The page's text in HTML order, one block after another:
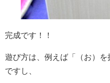
完成です！！
遊び方は、例えば「（お）
ですし、